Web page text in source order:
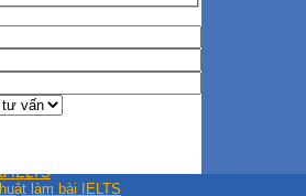
Giao Tiếp
IELTS
làm bài IELTS